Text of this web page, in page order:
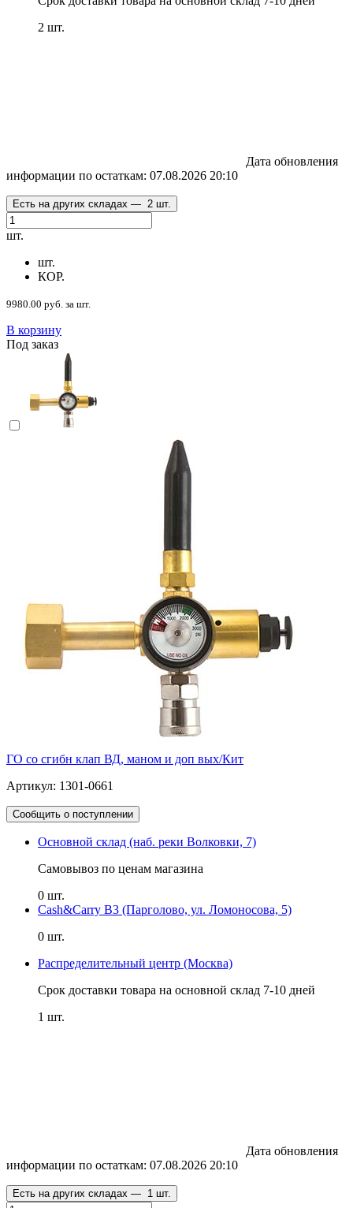
2 шт.
Дата обновления
информации по остаткам: 07.08.2026 20:10
Есть на других складах — 2 шт.
шт.
шт.
КОР.
9980.00 руб. за шт.
В корзину
Под заказ
ГО со сгибн клап ВД, маном и доп вых/Кит
Артикул: 1301-0661
Сообщить о поступлении
Основной склад (наб. реки Волковки, 7)
Самовывоз по ценам магазина
0 шт.
Cash&Carry B3 (Парголово, ул. Ломоносова, 5)
0 шт.
Распределительный центр (Москва)
Срок доставки товара на основной склад 7-10 дней
1 шт.
Дата обновления
информации по остаткам: 07.08.2026 20:10
Есть на других складах — 1 шт.